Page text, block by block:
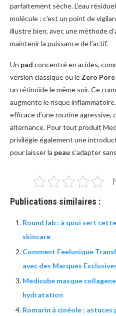
parfaitement sèche. L’eau
molécule : c’est un point de
illustre bien, avec une méthode
maintenir la puissance de l’actif.
Un pad concentré en acides,
version classique ou le Zero Pore
un rétinoïde le même soir. Ce
augmente le risque
efficace d’une routine agressive,
alternance. Pour tout produit
privilégie également une
pour laisser la peau s’adapter
Publications similaires :
Round lab : à quoi sert
skincare
Comment Feelunique
avec des Marques
Medicube masque
hydratation
Romarin à cinéole :